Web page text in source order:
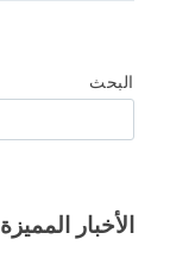
البحث
الأخبار المميزة